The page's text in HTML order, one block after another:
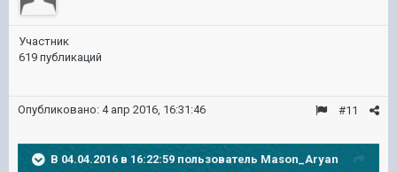
Участник
619 публикаций
#11
Опубликовано: 4 апр 2016, 16:31:46
В 04.04.2016 в 16:22:59 пользователь Mason_Aryan